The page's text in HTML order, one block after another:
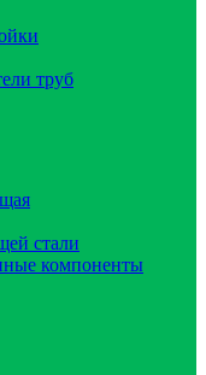
труб
стали
компоненты